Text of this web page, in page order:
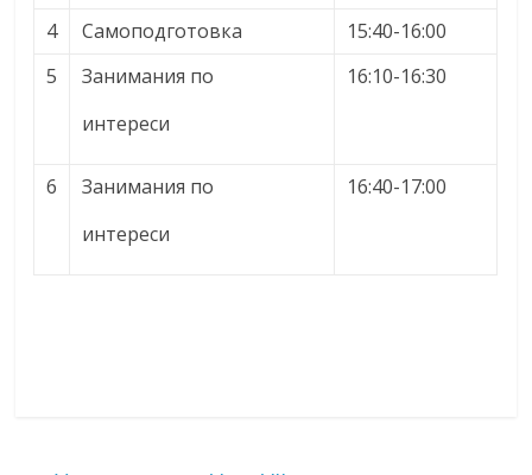
4
Самоподготовка
15:40-16:00
5
Занимания по
интереси
16:10-16:30
6
Занимания по
интереси
16:40-17:00